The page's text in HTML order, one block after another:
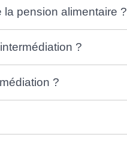
pension alimentaire ?
?
?